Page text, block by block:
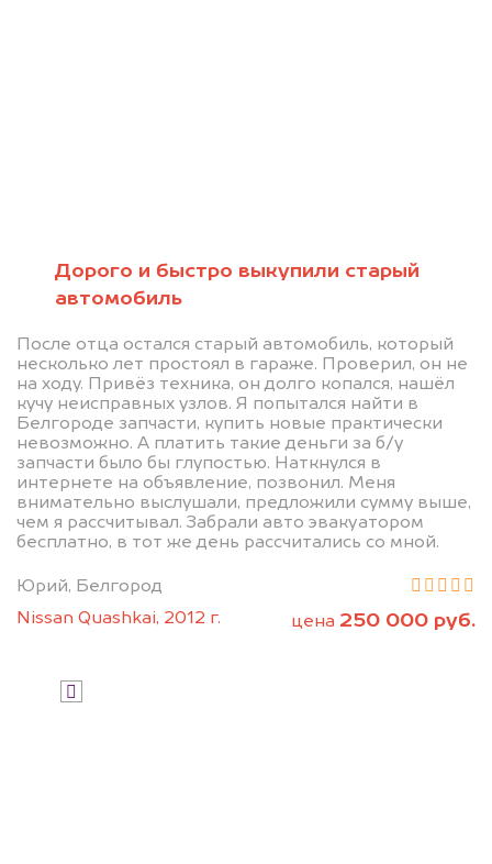
Дорого и быстро выкупили старый
автомобиль
После отца остался старый автомобиль, который
несколько лет простоял в гараже. Проверил, он не
на ходу. Привёз техника, он долго копался, нашёл
кучу неисправных узлов. Я попытался найти в
Белгороде запчасти, купить новые практически
невозможно. А платить такие деньги за б/у
запчасти было бы глупостью. Наткнулся в
интернете на объявление, позвонил. Меня
внимательно выслушали, предложили сумму выше,
чем я рассчитывал. Забрали авто эвакуатором
бесплатно, в тот же день рассчитались со мной.
Юрий, Белгород
Nissan Quashkai, 2012 г.
цена 250 000 руб.
Узнайте стоимость проблемного
Мы купим ваше авто на 20.000 руб.
дороже, чем предлагают на
автоаукционах.
Узнать стоимость